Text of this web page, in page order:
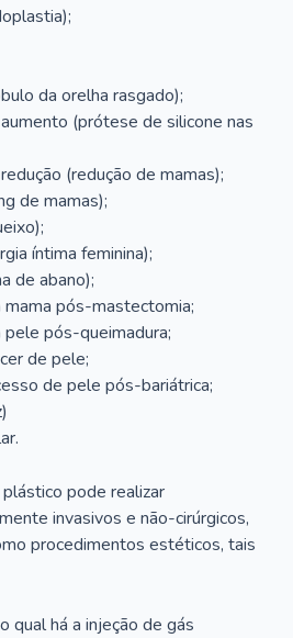
da orelha rasgado);
(prótese de silicone nas
(redução de mamas);
de mamas);
íntima feminina);
de abano);
mama pós-mastectomia;
pele pós-queimadura;
de pele;
de pele pós-bariátrica;
pode realizar
invasivos e não-cirúrgicos,
procedimentos estéticos, tais
qual há a injeção de gás